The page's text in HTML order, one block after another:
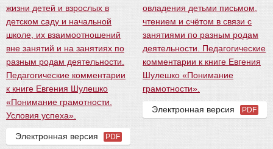
жизни детей и взрослых в
детском саду и начальной
школе, их взаимоотношений
вне занятий и на занятиях по
разным родам деятельности.
Педагогические комментарии
к книге Евгения Шулешко
«Понимание грамотности.
Условия успеха».
Электронная версия PDF
овладения детьми письмом,
чтением и счётом в связи с
занятиями по разным родам
деятельности. Педагогические
комментарии к книге Евгения
Шулешко «Понимание
грамотности».
Электронная версия PDF